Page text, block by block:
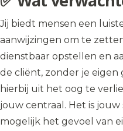
Jij biedt mensen een
aanwijzingen om te
dienstbaar opstellen en
de cliënt, zonder je eigen
hierbij uit het oog te
jouw centraal. Het is jouw
mogelijk het gevoel van